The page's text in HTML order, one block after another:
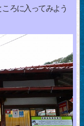
ろに入ってみよう